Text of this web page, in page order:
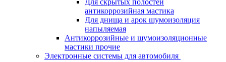
Для скрытых полостей
антикоррозийная мастика
Для днища и арок шумоизоляция
напыляемая
Антикоррозийные и шумоизоляционные
мастики прочие
Электронные системы для автомобиля